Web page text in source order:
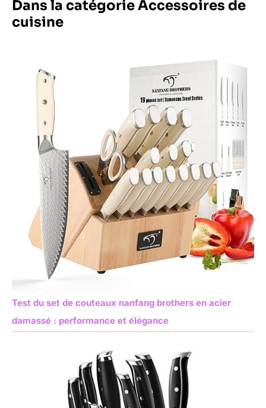
Dans la catégorie Accessoires de
cuisine
Test du set de couteaux nanfang brothers en acier
damassé : performance et élégance